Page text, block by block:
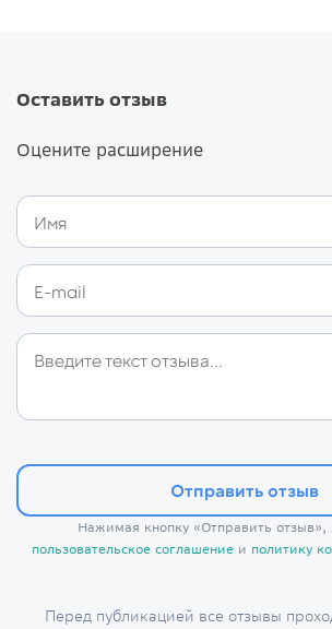
Оставить отзыв
Оцените расширение
Отправить отзыв
Нажимая кнопку «Отправить
пользовательское соглашениеи политику
Перед публикацией все отзывы